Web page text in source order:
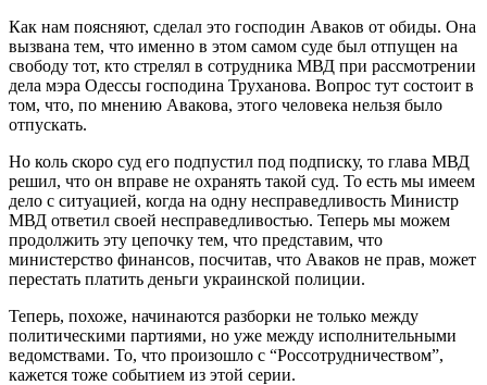
Как нам поясняют, сделал это господин Аваков от обиды. Она
вызвана тем, что именно в этом самом суде был отпущен на
свободу тот, кто стрелял в сотрудника МВД при рассмотрении
дела мэра Одессы господина Труханова. Вопрос тут состоит в
том, что, по мнению Авакова, этого человека нельзя было
отпускать.
Но коль скоро суд его подпустил под подписку, то глава МВД
решил, что он вправе не охранять такой суд. То есть мы имеем
дело с ситуацией, когда на одну несправедливость Министр
МВД ответил своей несправедливостью. Теперь мы можем
продолжить эту цепочку тем, что представим, что
министерство финансов, посчитав, что Аваков не прав, может
перестать платить деньги украинской полиции.
Теперь, похоже, начинаются разборки не только между
политическими партиями, но уже между исполнительными
ведомствами. То, что произошло с “Россотрудничеством”,
кажется тоже событием из этой серии.